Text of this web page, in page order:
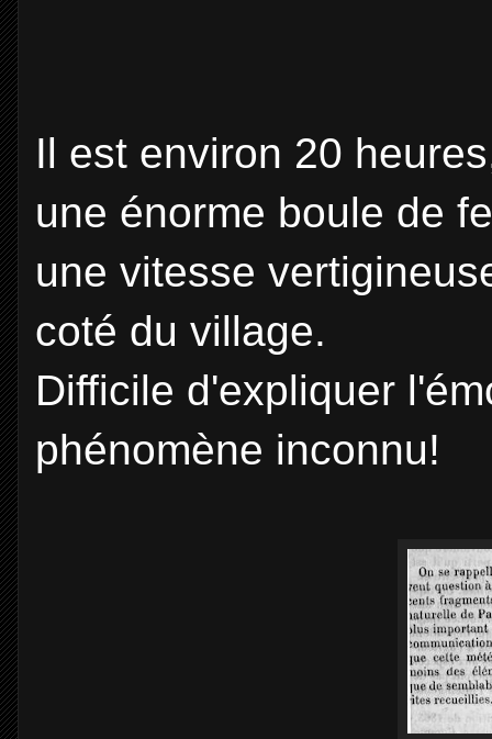
Il est environ 20
une énorme boule de
une vitesse
coté du village.
Difficile d'expliquer
phénomène inconnu!